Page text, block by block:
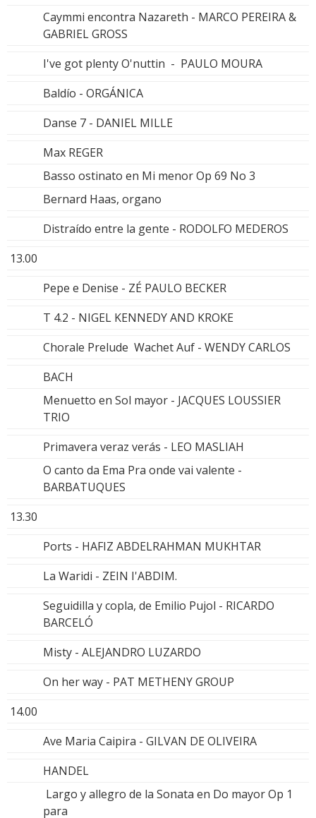
Caymmi encontra Nazareth - MARCO PEREIRA &
GABRIEL GROSS
I've got plenty O'nuttin - PAULO MOURA
Baldío - ORGÁNICA
Danse 7 - DANIEL MILLE
Max REGER
Basso ostinato en Mi menor Op 69 No 3
Bernard Haas, organo
Distraído entre la gente - RODOLFO MEDEROS
13.00
Pepe e Denise - ZÉ PAULO BECKER
T 4.2 - NIGEL KENNEDY AND KROKE
Chorale Prelude Wachet Auf - WENDY CARLOS
BACH
Menuetto en Sol mayor - JACQUES LOUSSIER
TRIO
Primavera veraz verás - LEO MASLIAH
O canto da Ema Pra onde vai valente -
BARBATUQUES
13.30
Ports - HAFIZ ABDELRAHMAN MUKHTAR
La Waridi - ZEIN I'ABDIM.
Seguidilla y copla, de Emilio Pujol - RICARDO
BARCELÓ
Misty - ALEJANDRO LUZARDO
On her way - PAT METHENY GROUP
14.00
Ave Maria Caipira - GILVAN DE OLIVEIRA
HANDEL
Largo y allegro de la Sonata en Do mayor Op 1
para